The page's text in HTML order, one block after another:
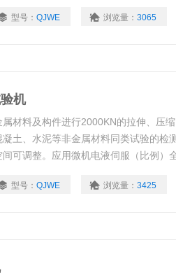
变形、计算机跟踪试验数据和曲线动态
型号： QJWE 浏览量： 3065
机
材料及构件进行2000KN的拉伸、压
土、水泥等非金属材料同类试验的检
可调整。应用微机电液伺服（比例）
变形、计算机跟踪试验数据和曲线动
型号： QJWE 浏览量： 3425